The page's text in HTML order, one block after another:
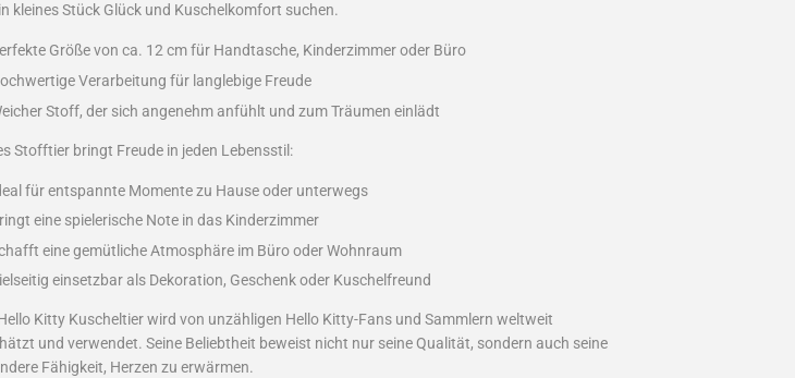
kleines Stück Glück und Kuschelkomfort suchen.
Größe von ca. 12 cm für Handtasche, Kinderzimmer oder Büro
Verarbeitung für langlebige Freude
Stoff, der sich angenehm anfühlt und zum Träumen einlädt
Stofftier bringt Freude in jeden Lebensstil:
für entspannte Momente zu Hause oder unterwegs
eine spielerische Note in das Kinderzimmer
eine gemütliche Atmosphäre im Büro oder Wohnraum
einsetzbar als Dekoration, Geschenk oder Kuschelfreund
Kitty Kuscheltier wird von unzähligen Hello Kitty-Fans und Sammlern weltweit
und verwendet. Seine Beliebtheit beweist nicht nur seine Qualität, sondern auch seine
Fähigkeit, Herzen zu erwärmen.